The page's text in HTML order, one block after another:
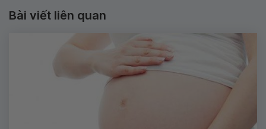
Bài viết liên quan